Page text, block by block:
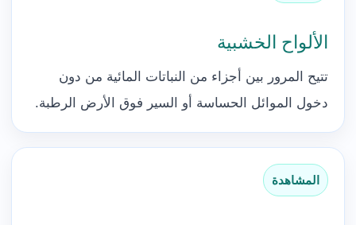
الألواح الخشبية
تتيح المرور بين أجزاء من النباتات المائية من دون
دخول الموائل الحساسة أو السير فوق الأرض الرطبة.
المشاهدة